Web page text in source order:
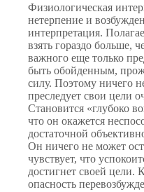
Физиологическая
нетерпение и
интерпретация.
взять гораздо больше,
важного еще только
быть обойденным,
силу. Поэтому ничего
преследует свои цели
Становится «глубоко
что он окажется
достаточной
Он ничего не может
чувствует, что
достигнет своей цели.
опасность